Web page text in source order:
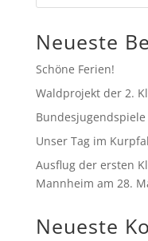
Neueste
Schöne Ferien!
Waldprojekt der 2.
Bundesjugendspiele
Unser Tag im
Ausflug der ersten
Mannheim am 28.
Neueste